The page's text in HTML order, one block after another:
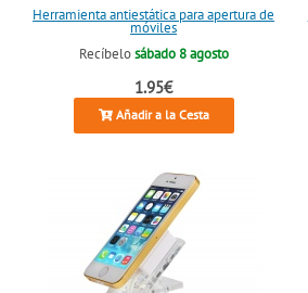
Herramienta antiestática para apertura de
móviles
Recíbelosábado 8 agosto
1.95€
Añadir a la Cesta